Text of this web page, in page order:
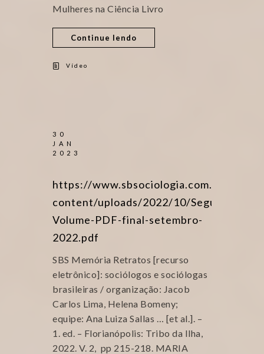
Mulheres na Ciência Livro
Continue lendo
Vídeo
30
JAN
2023
https://www.sbsociologia.com.br/wp-
content/uploads/2022/10/Segundo-
Volume-PDF-final-setembro-
2022.pdf
SBS Memória Retratos [recurso
eletrônico]: sociólogos e sociólogas
brasileiras / organização: Jacob
Carlos Lima, Helena Bomeny;
equipe: Ana Luiza Sallas … [et al.]. –
1. ed. – Florianópolis: Tribo da Ilha,
2022. V. 2, pp 215-218. MARIA